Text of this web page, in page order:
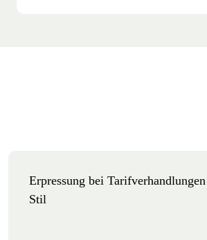
Erpressung bei
Stil